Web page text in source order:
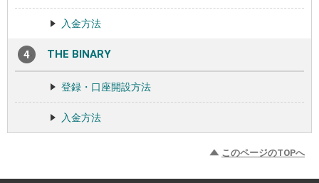
入金方法
THE BINARY
登録・口座開設方法
入金方法
このページのTOPへ